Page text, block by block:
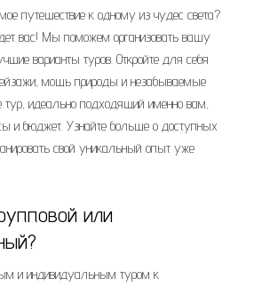
путешествие к одному из чудес света?
вас! Мы поможем организовать вашу
варианты туров. Откройте для себя
мощь природы и незабываемые
тур, идеально подходящий именно вам,
и бюджет. Узнайте больше о доступных
свой уникальный опыт уже
или
и индивидуальным туром к